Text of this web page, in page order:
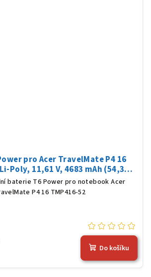
pro Acer TravelMate P4 16
Poly, 11,61 V, 4683 mAh (54,36
Wh), černá
baterie T6 Power pro notebook Acer
P4 16 TMP416-52
Do košíku